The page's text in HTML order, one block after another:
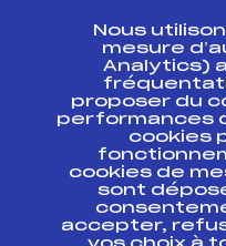
Ressources
Pass’Neige
Projet sportif
Projet de
Antidopage
Pôle
Scientifique
Nous
mesure
Analytics)
proposer du
performances
cookies
cookies de
sont
accepter,